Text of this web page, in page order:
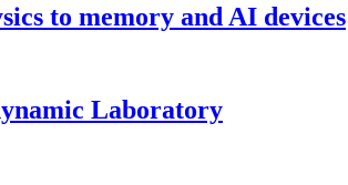
to memory and AI devices
Laboratory